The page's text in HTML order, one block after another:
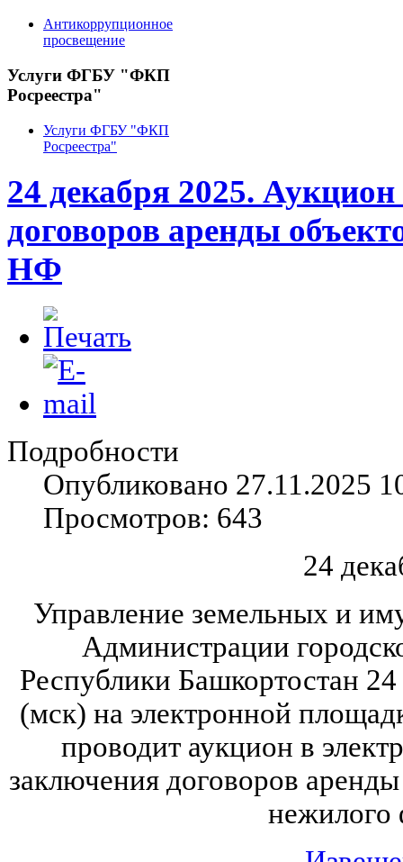
Антикоррупционное
просвещение
Услуги ФГБУ "ФКП
Росреестра"
Услуги ФГБУ "ФКП
Росреестра"
24 декабря 2025.
договоров аренды
НФ
Подробности
Опубликовано 27.11.2025
Просмотров: 643
24
Управление земельных и
Администрации
Республики Башкортостан
(мск) на электронной
проводит аукцион в
заключения договоров
нежилого